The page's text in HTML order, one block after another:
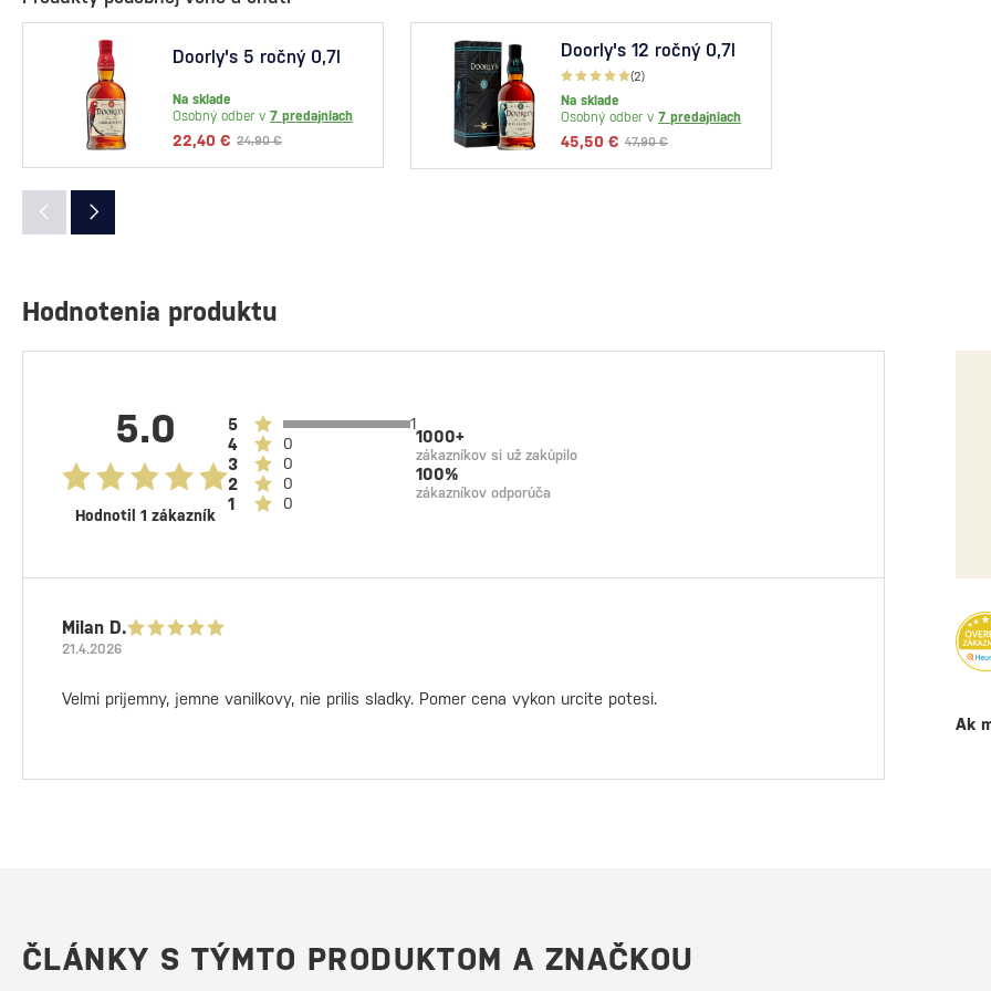
Doorly's 5 ročný 0,7l
Na sklade
Osobný odber v 7 predajniach
24,90 €
22,40 €
Doorly's 12 ročný 0,7l
(2)
Na sklade
Osobný odber v 7 predajniach
47,90 €
45,50 €
Hodnotenia produktu
5.0
Hodnotil 1 zákazník
1 0
2 0
3 0
4 0
5 1
1000+
zákazníkov si už zakúpilo
100%
zákazníkov odporúča
Milan D.
21.4.2026
Velmi prijemny, jemne vanilkovy, nie prilis sladky. Pomer cena vykon urcite potesi.
Ak
ČLÁNKY S TÝMTO PRODUKTOM A ZNAČKOU